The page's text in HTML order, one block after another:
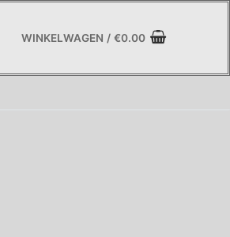
WINKELWAGEN / €0.00